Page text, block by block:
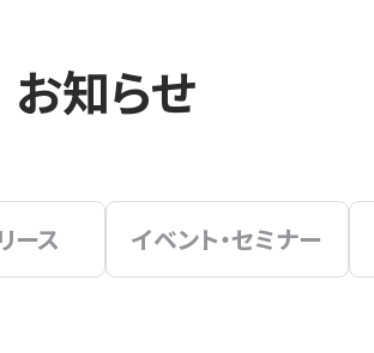
お知らせ
ース イベント・セミナー